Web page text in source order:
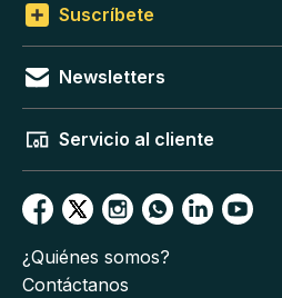
Suscríbete
Newsletters
Servicio al cliente
¿Quiénes somos?
Contáctanos